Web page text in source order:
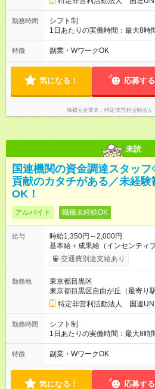
月収35.0万(時給1400円～) ※上記は1日8時間換算、成果給を加
算した目安金額です ◇時間外手当 ◇通勤手当 ◇健康管理補助 ◇
インフルエンザ予防接種補助 ◇
次昇給制度 ◇昇格制度 【試用期間】試用期間あり 試用期間の長
さ：1ヶ月 雇用形態、給与は本
契約でトライアル期間（給与・
勤務時間
シフト制
1日あたりの実働時間：最大8
間 ─────── 8:00～21:00の中
60分） ※活動場所により開始
や月水金日、火水金土日など
Ｗワーク希望の方も歓迎◎
特徴 副業・WワークOK
気になる！ 応募する
掲載元企業名 特定非営利活動法
未読
国連機関の資金調達スタッ
貢献のカタチがある／未経験
OK！
アルバイト 職種未経験OK
給与
時給1,350円～2,000円
基本給＋成果給（インセンティブ） 【勤怠〆日】毎月末日
与支払】翌月15日 下記はモデルの月収例です。詳細は面接でご
案内します。 ────── モデル月収 ────── 【週3日／月12日
万(時給1400円～) 【週4日／月16日勤務の場合】 1年目:月収
20.5万(時給1350円～) 2年目:月収
／月22日勤務の場合】 1年目:月
月収35.0万(時給1400円～) ※上記は1日8時間換算、成果給を加
算した目安金額です ◇時間外手当 ◇通勤手当 ◇健康管理補助 ◇
インフルエンザ予防接種補助 ◇
次昇給制度 ◇昇格制度 【試用期間】試用期間あり 試用期間の長
さ：1ヶ月 雇用形態、給与は本
契約でトライアル期間（給与・
交通費別途支給あり
勤務地
東京都目黒区
東京都目黒区自由が丘（最寄り
特定非営利活動法人 国連
勤務時間
シフト制
1日あたりの実働時間：最大8
間 ─────── 8:00～21:00の中
60分） ※活動場所により開始
や月水金日、火水金土日など
Ｗワーク希望の方も歓迎◎
特徴 副業・WワークOK
気になる！ 応募する